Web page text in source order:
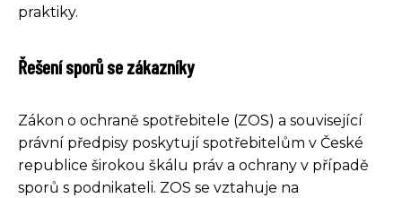
praktiky.
Řešení sporů se zákazníky
Zákon o ochraně spotřebitele (ZOS) a související
právní předpisy poskytují spotřebitelům v České
republice širokou škálu práv a ochrany v případě
sporů s podnikateli. ZOS se vztahuje na